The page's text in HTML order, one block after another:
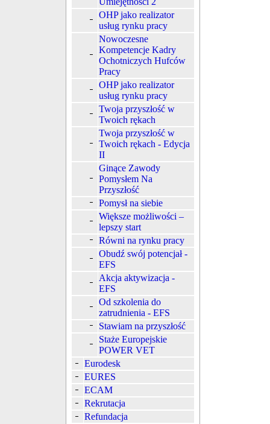
OHP jako realizator
usług rynku pracy
Nowoczesne
Kompetencje Kadry
Ochotniczych Hufców
Pracy
OHP jako realizator
usług rynku pracy
Twoja przyszłość w
Twoich rękach
Twoja przyszłość w
Twoich rękach - Edycja
II
Ginące Zawody
Pomysłem Na
Przyszłość
Pomysł na siebie
Większe możliwości –
lepszy start
Równi na rynku pracy
Obudź swój potencjał -
EFS
Akcja aktywizacja -
EFS
Od szkolenia do
zatrudnienia - EFS
Stawiam na przyszłość
Staże Europejskie
POWER VET
Eurodesk
EURES
ECAM
Rekrutacja
Refundacja